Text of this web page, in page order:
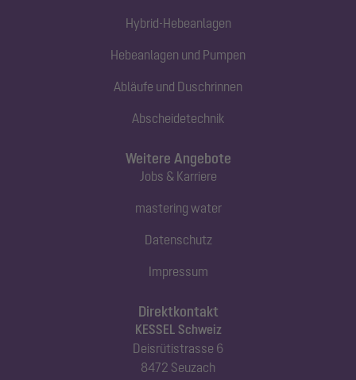
Hybrid-Hebeanlagen
Hebeanlagen und Pumpen
Abläufe und Duschrinnen
Abscheidetechnik
Direktkontakt
KESSEL Schweiz
Deisrütistrasse 6
8472 Seuzach
Weitere Angebote
Jobs & Karriere
mastering water
Datenschutz
Impressum